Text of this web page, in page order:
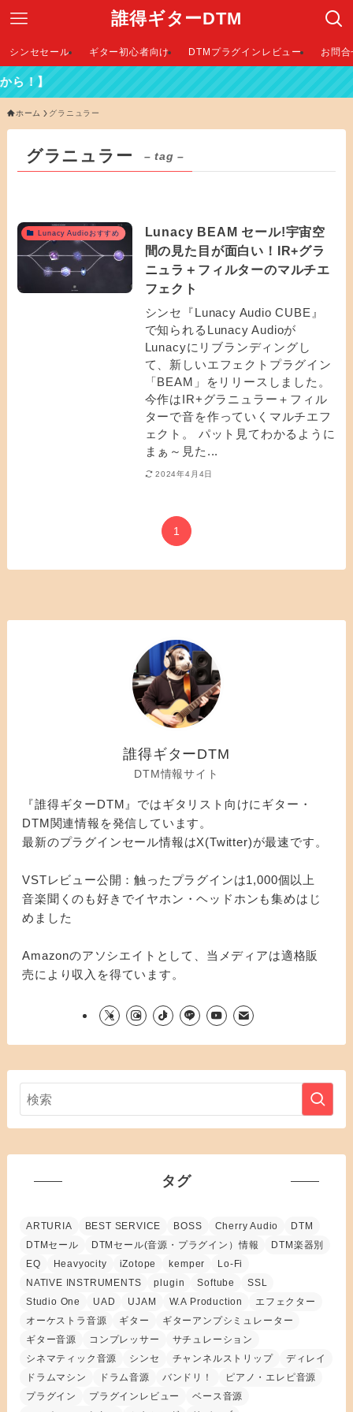
誰得ギターDTM
シンセセール ギター初心者向け DTMプラグインレビュー お問
！】
ホーム グラニュラー
グラニュラー – tag –
Lunacy Audioおすすめ
Lunacy BEAM セール!宇宙空
間の見た目が面白い！IR+グラ
ニュラ＋フィルターのマルチエ
フェクト
シンセ『Lunacy Audio CUBE』
で知られるLunacy Audioが
Lunacyにリブランディングし
て、新しいエフェクトプラグイン
「BEAM」をリリースしました。
今作はIR+グラニュラー＋フィル
ターで音を作っていくマルチエフ
ェクト。 パット見てわかるように
まぁ～見た...
2024年4月4日
1
誰得ギターDTM
DTM情報サイト
『誰得ギターDTM』ではギタリスト向けにギター・
DTM関連情報を発信しています。
最新のプラグインセール情報はX(Twitter)が最速です。
VSTレビュー公開：触ったプラグインは1,000個以上
音楽聞くのも好きでイヤホン・ヘッドホンも集めはじ
めました
Amazonのアソシエイトとして、当メディアは適格販
売により収入を得ています。
タグ
ARTURIA BEST SERVICE BOSS Cherry Audio
DTM
DTMセール
DTMセール(音源・プラグイン）情報
DTM楽器別
EQ
Heavyocity iZotope kemper
Lo-Fi
NATIVE INSTRUMENTS
plugin Softube
SSL
Studio One
UAD UJAM W.A Production
エフェクター
オーケストラ音源
ギター
ギターアンプシミュレーター
ギター音源
コンプレッサー
サチュレーション
シネマティック音源
シンセ チャンネルストリップ
ディレイ
ドラムマシン
ドラム音源 バンドリ！
ピアノ・エレピ音源
プラグイン
プラグインレビュー
ベース音源